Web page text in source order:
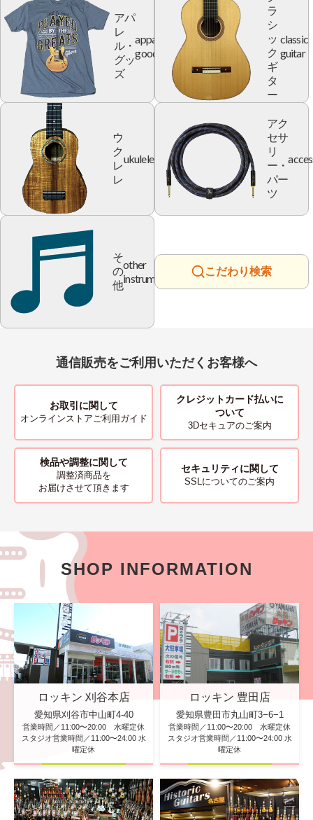
アパ
レ
ル・
グッ
ズ
apparel
goods
ラ
シ
ッ
ク
ギ
タ
ー
classic
guitar
ウ
ク
レ
レ
ukulele
アク
セサ
リ
ー・
パー
ツ
そ
の
他
other
instrument
こだわり検索
通信販売をご利用いただくお客様へ
お取引に関して
オンラインストアご利用ガイド
クレジットカード払いに
ついて
3Dセキュアのご案内
検品や調整に関して
調整済商品を
お届けさせて頂きます
セキュリティに関して
SSLについてのご案内
SHOP INFORMATION
ロッキン 刈谷本店
愛知県刈谷市中山町4-40
営業時間／11:00〜20:00 水曜定休
スタジオ営業時間／11:00〜24:00 水
曜定休
ロッキン 豊田店
愛知県豊田市丸山町3−6−1
営業時間／11:00〜20:00 水曜定休
スタジオ営業時間／11:00〜24:00 水
曜定休